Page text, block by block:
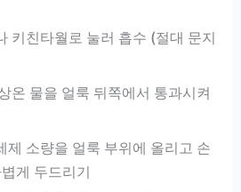
친타월로 눌러 흡수 (절대 문지
물을 얼룩 뒤쪽에서 통과시켜
소량을 얼룩 부위에 올리고 손
게 두드리기